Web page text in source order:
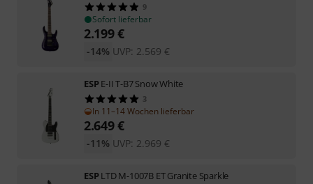
9
Sofort lieferbar
2.199€
UVP: 2.569 €
-14%
ESPE-II T-B7 Snow White
3
In 11–14 Wochen lieferbar
2.649€
UVP: 2.969 €
-11%
ESPLTD M-1007B ET Granite Sparkle